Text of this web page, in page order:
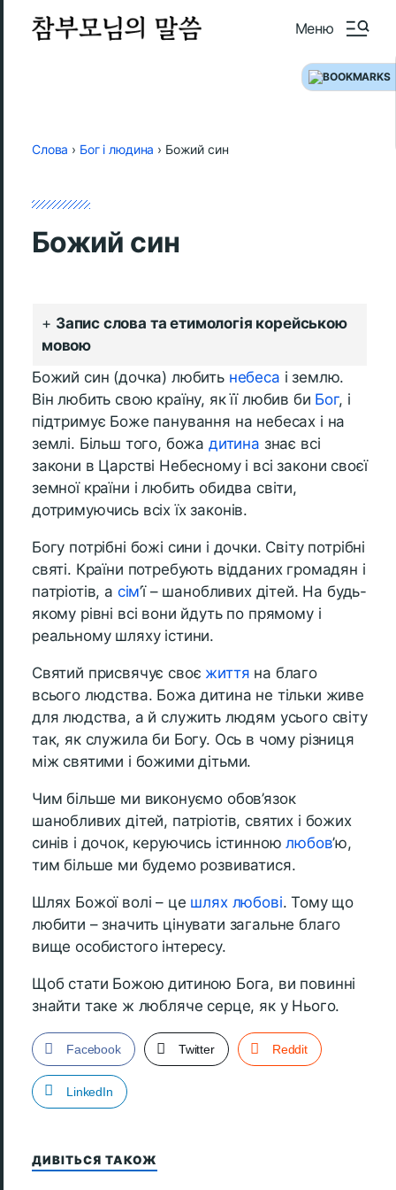
Меню
Слова › Бог і людина › Божий син
Божий син
Запис слова та етимологія корейською
мовою
Божий син (дочка) любить небеса і землю.
Він любить свою країну, як її любив би Бог, і
підтримує Боже панування на небесах і на
землі. Більш того, божа дитина знає всі
закони в Царстві Небесному і всі закони своєї
земної країни і любить обидва світи,
дотримуючись всіх їх законів.
Богу потрібні божі сини і дочки. Світу потрібні
святі. Країни потребують відданих громадян і
патріотів, а сім’ї – шанобливих дітей. На будь-
якому рівні всі вони йдуть по прямому і
реальному шляху істини.
Святий присвячує своє життя на благо
всього людства. Божа дитина не тільки живе
для людства, а й служить людям усього світу
так, як служила би Богу. Ось в чому різниця
між святими і божими дітьми.
Чим більше ми виконуємо обов’язок
шанобливих дітей, патріотів, святих і божих
синів і дочок, керуючись істинноюлюбов’ю,
тим більше ми будемо розвиватися.
Шлях Божої волі – це шлях любові. Тому що
любити – значить цінувати загальне благо
вище особистого інтересу.
Щоб стати Божою дитиною Бога, ви повинні
знайти таке ж любляче серце, як у Нього.
Facebook Twitter Reddit
LinkedIn
ДИВІТЬСЯ ТАКОЖ